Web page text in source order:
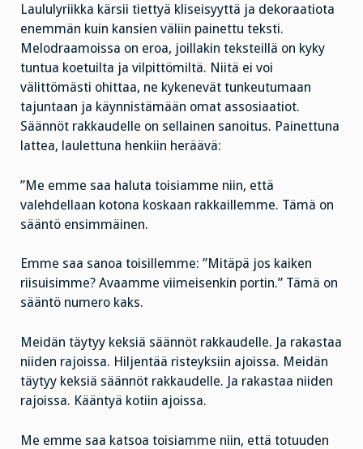
Laululyriikka kärsii tiettyä kliseisyyttä ja dekoraatiota
enemmän kuin kansien väliin painettu teksti.
Melodraamoissa on eroa, joillakin teksteillä on kyky
tuntua koetuilta ja vilpittömiltä. Niitä ei voi
välittömästi ohittaa, ne kykenevät tunkeutumaan
tajuntaan ja käynnistämään omat assosiaatiot.
Säännöt rakkaudelle on sellainen sanoitus. Painettuna
lattea, laulettuna henkiin heräävä:
”Me emme saa haluta toisiamme niin, että
valehdellaan kotona koskaan rakkaillemme. Tämä on
sääntö ensimmäinen.
Emme saa sanoa toisillemme: ”Mitäpä jos kaiken
riisuisimme? Avaamme viimeisenkin portin.” Tämä on
sääntö numero kaks.
Meidän täytyy keksiä säännöt rakkaudelle. Ja rakastaa
niiden rajoissa. Hiljentää risteyksiin ajoissa. Meidän
täytyy keksiä säännöt rakkaudelle. Ja rakastaa niiden
rajoissa. Kääntyä kotiin ajoissa.
Me emme saa katsoa toisiamme niin, että totuuden